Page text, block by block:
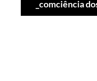
_comciência